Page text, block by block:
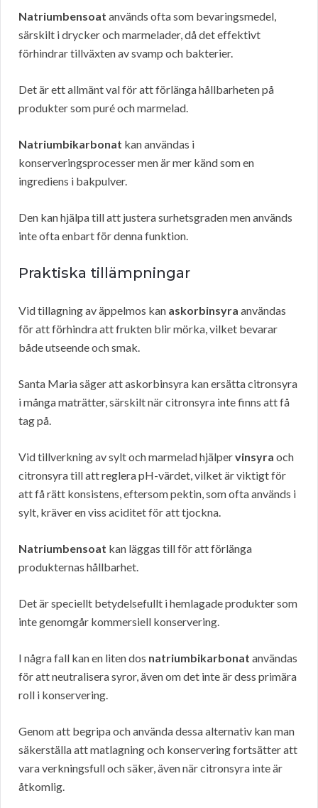
Natriumbensoat används ofta som bevaringsmedel,
särskilt i drycker och marmelader, då det effektivt
förhindrar tillväxten av svamp och bakterier.
Det är ett allmänt val för att förlänga hållbarheten på
produkter som puré och marmelad.
Natriumbikarbonat kan användas i
konserveringsprocesser men är mer känd som en
ingrediens i bakpulver.
Den kan hjälpa till att justera surhetsgraden men används
inte ofta enbart för denna funktion.
Praktiska tillämpningar
Vid tillagning av äppelmos kan askorbinsyra användas
för att förhindra att frukten blir mörka, vilket bevarar
både utseende och smak.
Santa Maria säger att askorbinsyra kan ersätta citronsyra
i många maträtter, särskilt när citronsyra inte finns att få
tag på.
Vid tillverkning av sylt och marmelad hjälpervinsyra och
citronsyra till att reglera pH-värdet, vilket är viktigt för
att få rätt konsistens, eftersom pektin, som ofta används i
sylt, kräver en viss aciditet för att tjockna.
Natriumbensoat kan läggas till för att förlänga
produkternas hållbarhet.
Det är speciellt betydelsefullt i hemlagade produkter som
inte genomgår kommersiell konservering.
I några fall kan en liten dos natriumbikarbonat användas
för att neutralisera syror, även om det inte är dess primära
roll i konservering.
Genom att begripa och använda dessa alternativ kan man
säkerställa att matlagning och konservering fortsätter att
vara verkningsfull och säker, även när citronsyra inte är
åtkomlig.